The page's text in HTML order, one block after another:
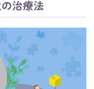
治療法